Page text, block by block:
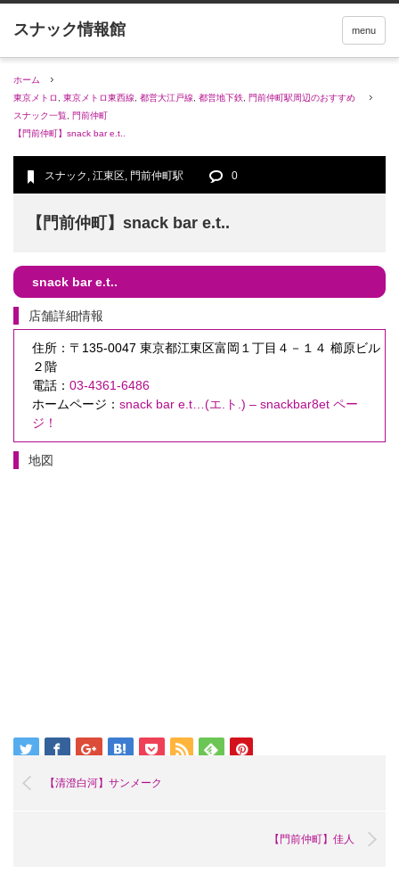
menu
ホーム
東京メトロ
東京メトロ東西線 都営大江戸線 都営地下鉄
門前仲町駅周辺のおすすめ
スナック一覧
門前仲町
【門前仲町】snack bar e.t..
スナック , 江東区, 門前仲町駅 0
【門前仲町】snack bar e.t..
snack bar e.t..
店舗詳細情報
住所：〒135-0047 東京都江東区富岡１丁目４－１４ 櫛原ビル
２階
電話： 03-4361-6486
ホームページ： snack bar e.t…(エ.ト.) – snackbar8et ペー
ジ！
地図
【清澄白河】サンメーク
【門前仲町】佳人